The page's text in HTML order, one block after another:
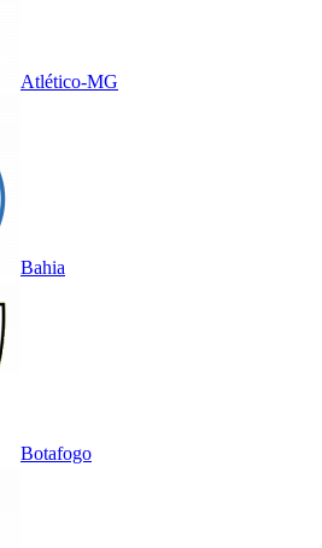
Atlético-MG
Bahia
Botafogo